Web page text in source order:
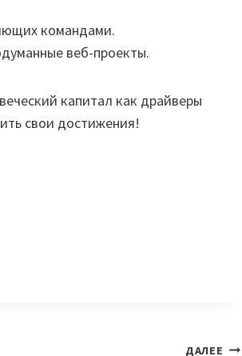
командами.
веб-проекты.
капитал как драйверы
свои достижения!
ДАЛЕЕ